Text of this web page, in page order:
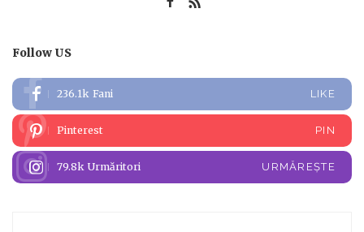
Follow US
236.1k Fani LIKE
Pinterest PIN
79.8k Urmăritori URMĂREȘTE